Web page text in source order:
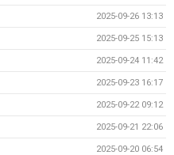
2025-09-26 13:13
2025-09-25 15:13
2025-09-24 11:42
2025-09-23 16:17
2025-09-22 09:12
2025-09-21 22:06
2025-09-20 06:54